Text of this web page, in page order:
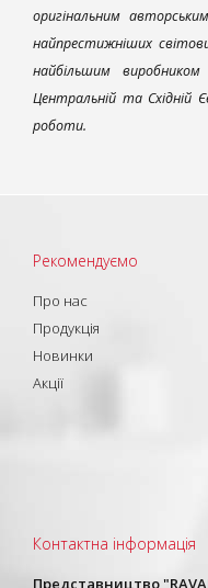
оригінальним
найпрестижніших
найбільшим
Центральній та Східній
роботи.
Рекомендуємо
Про нас
Продукція
Новинки
Акції
Контактна інформація
Представництво